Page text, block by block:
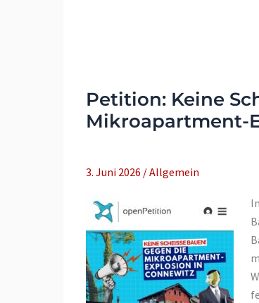
Brief
–
im
Petition: Keine
Mikroapartment-
3. Juni 2026 /Allgemein